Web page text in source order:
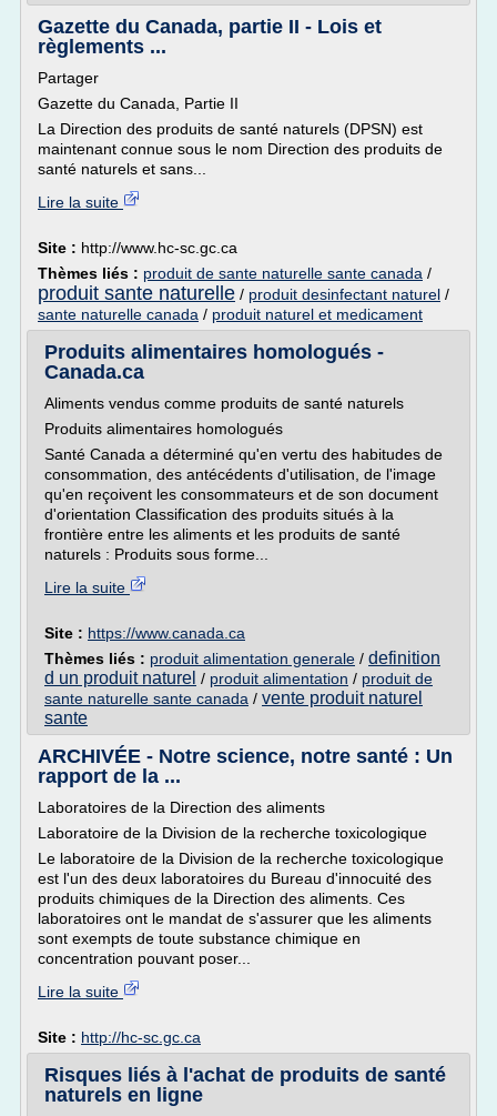
Gazette du Canada, partie II - Lois et
règlements ...
Partager
Gazette du Canada, Partie II
La Direction des produits de santé naturels (DPSN) est
maintenant connue sous le nom Direction des produits de
santé naturels et sans...
Lire la suite
Site : http://www.hc-sc.gc.ca
Thèmes liés : produit de sante naturelle sante canada /
produit sante naturelle / produit desinfectant naturel /
sante naturelle canada / produit naturel et medicament
Produits alimentaires homologués -
Canada.ca
Aliments vendus comme produits de santé naturels
Produits alimentaires homologués
Santé Canada a déterminé qu'en vertu des habitudes de
consommation, des antécédents d'utilisation, de l'image
qu'en reçoivent les consommateurs et de son document
d'orientation Classification des produits situés à la
frontière entre les aliments et les produits de santé
naturels : Produits sous forme...
Lire la suite
Site : https://www.canada.ca
Thèmes liés : produit alimentation generale / definition
d un produit naturel / produit alimentation / produit de
sante naturelle sante canada / vente produit naturel
sante
ARCHIVÉE - Notre science, notre santé : Un
rapport de la ...
Laboratoires de la Direction des aliments
Laboratoire de la Division de la recherche toxicologique
Le laboratoire de la Division de la recherche toxicologique
est l'un des deux laboratoires du Bureau d'innocuité des
produits chimiques de la Direction des aliments. Ces
laboratoires ont le mandat de s'assurer que les aliments
sont exempts de toute substance chimique en
concentration pouvant poser...
Lire la suite
Site : http://hc-sc.gc.ca
Risques liés à l'achat de produits de santé
naturels en ligne